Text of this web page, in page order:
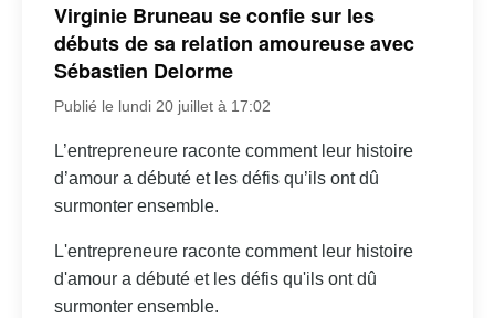
Virginie Bruneau se confie sur les
débuts de sa relation amoureuse avec
Sébastien Delorme
Publié le lundi 20 juillet à 17:02
L’entrepreneure raconte comment leur histoire
d’amour a débuté et les défis qu’ils ont dû
surmonter ensemble.
L'entrepreneure raconte comment leur histoire
d'amour a débuté et les défis qu'ils ont dû
surmonter ensemble.